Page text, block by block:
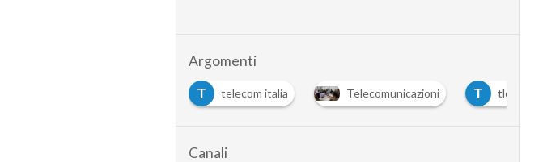
Argomenti
T telecom italia Telecomunicazioni T tlc
Canali